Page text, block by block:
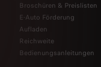
Broschüren & Preislisten
E-Auto Förderung
Aufladen
Reichweite
Bedienungsanleitungen